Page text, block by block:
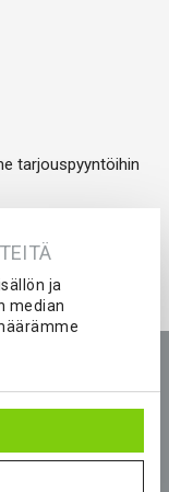
ja
median
tarjouspyyntöihin
joukkueelle